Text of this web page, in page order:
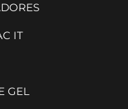
IT
GEL